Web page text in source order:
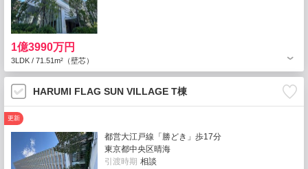
1億3990万円
3LDK / 71.51m²（壁芯）
HARUMI FLAG SUN VILLAGE T棟
更新
都営大江戸線「勝どき」歩17分
東京都中央区晴海
引渡時期 相談